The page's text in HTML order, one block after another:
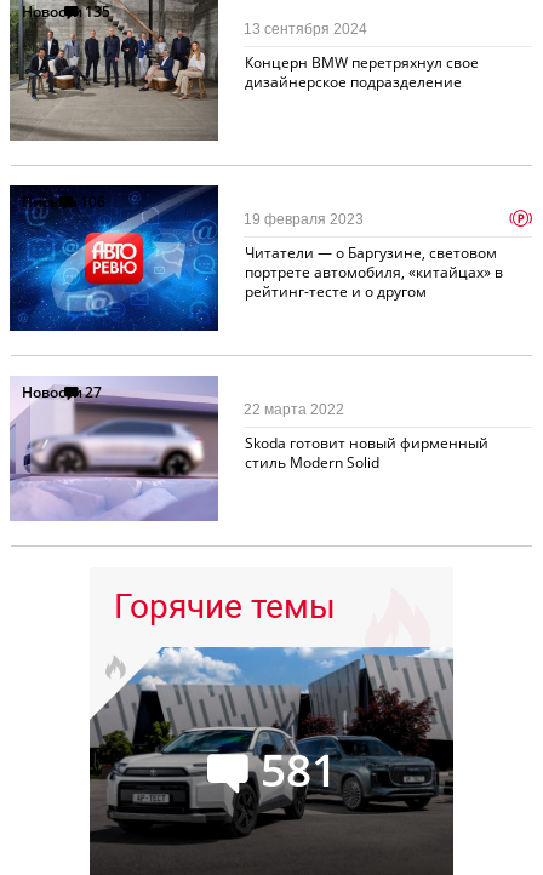
Новости135
Концерн BMW перетряхнул свое
дизайнерское подразделение
13 сентября 2024
Письма106
Читатели — о Баргузине, световом
портрете автомобиля, «китайцах» в
рейтинг-тесте и о другом
19 февраля 2023 p
Новости27
Skoda готовит новый фирменный
стиль Modern Solid
22 марта 2022
Горячие темы
581